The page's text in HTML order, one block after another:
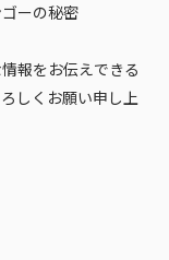
ーの秘密
報をお伝えできる
しくお願い申し上